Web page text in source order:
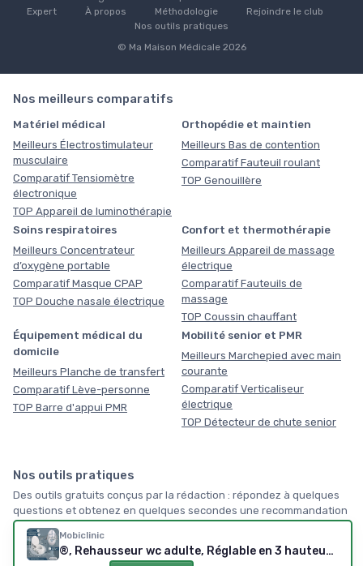
Mobiclinic
®, Rehausseur wc adulte, Réglable en 3 hauteurs, Hauteur 5-15cm, Avec couvercle et accoudoirs, Siège de toilette surélevé, Pour personne agée, Blanc
Expert
À propos Méthodologie
Rejoindre le club
Nos outils pratiques
© Ma Maison Médicale 2026
Nos meilleurs comparatifs
Matériel médical
Meilleurs Électrostimulateur
musculaire
Comparatif Tensiomètre
électronique
TOP Appareil de luminothérapie
Orthopédie et maintien
Meilleurs Bas de contention
Comparatif Fauteuil roulant
TOP Genouillère
Soins respiratoires
Meilleurs Concentrateur
d’oxygène portable
Comparatif Masque CPAP
TOP Douche nasale électrique
Confort et thermothérapie
Meilleurs Appareil de massage
électrique
Comparatif Fauteuils de
massage
TOP Coussin chauffant
Équipement médical du
domicile
Meilleurs Planche de transfert
Comparatif Lève-personne
TOP Barre d'appui PMR
Mobilité senior et PMR
Meilleurs Marchepied avec main
courante
Comparatif Verticaliseur
électrique
TOP Détecteur de chute senior
Nos outils pratiques
Des outils gratuits conçus par la rédaction : répondez à quelques
questions et obtenez en quelques secondes une recommandation
vraiment personnalisée, sans inscription, servez-vous !